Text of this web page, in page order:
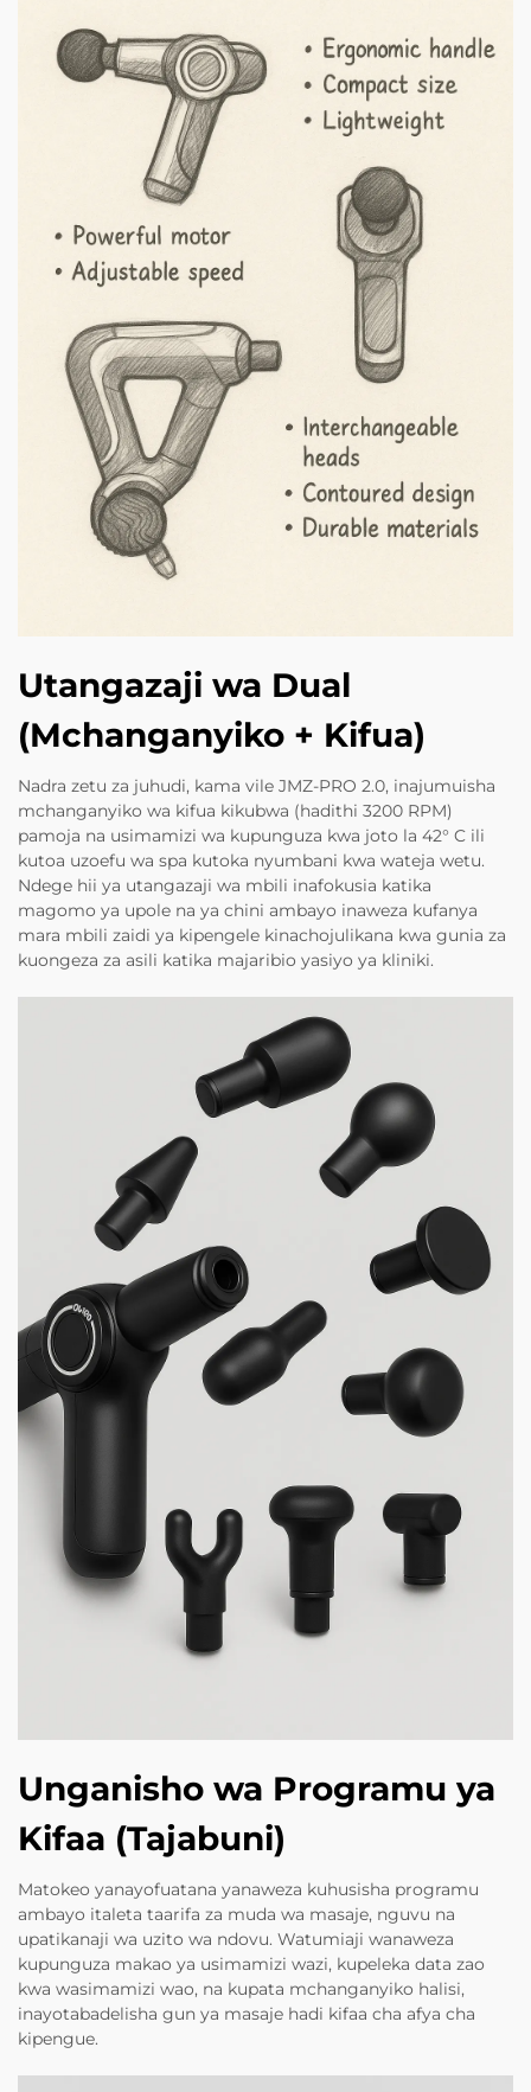
Utangazaji wa Dual
(Mchanganyiko + Kifua)
Nadra zetu za juhudi, kama vile JMZ-PRO 2.0, inajumuisha
mchanganyiko wa kifua kikubwa (hadithi 3200 RPM)
pamoja na usimamizi wa kupunguza kwa joto la 42° C ili
kutoa uzoefu wa spa kutoka nyumbani kwa wateja wetu.
Ndege hii ya utangazaji wa mbili inafokusia katika
magomo ya upole na ya chini ambayo inaweza kufanya
mara mbili zaidi ya kipengele kinachojulikana kwa gunia za
kuongeza za asili katika majaribio yasiyo ya kliniki.
Unganisho wa Programu ya
Kifaa (Tajabuni)
Matokeo yanayofuatana yanaweza kuhusisha programu
ambayo italeta taarifa za muda wa masaje, nguvu na
upatikanaji wa uzito wa ndovu. Watumiaji wanaweza
kupunguza makao ya usimamizi wazi, kupeleka data zao
kwa wasimamizi wao, na kupata mchanganyiko halisi,
inayotabadelisha gun ya masaje hadi kifaa cha afya cha
kipengue.